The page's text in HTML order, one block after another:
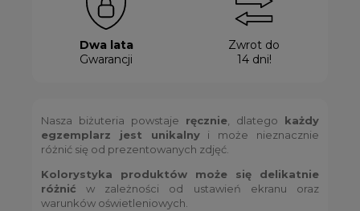
Dwa lata
Gwarancji
Zwrot do
14 dni!
Nasza biżuteria powstaje ręcznie, dlatego każdy
egzemplarz jest unikalnyi może nieznacznie
różnić się od prezentowanych zdjęć.
Kolorystyka produktów może się delikatnie
różnić w zależności od ustawień ekranu oraz
warunków oświetleniowych.